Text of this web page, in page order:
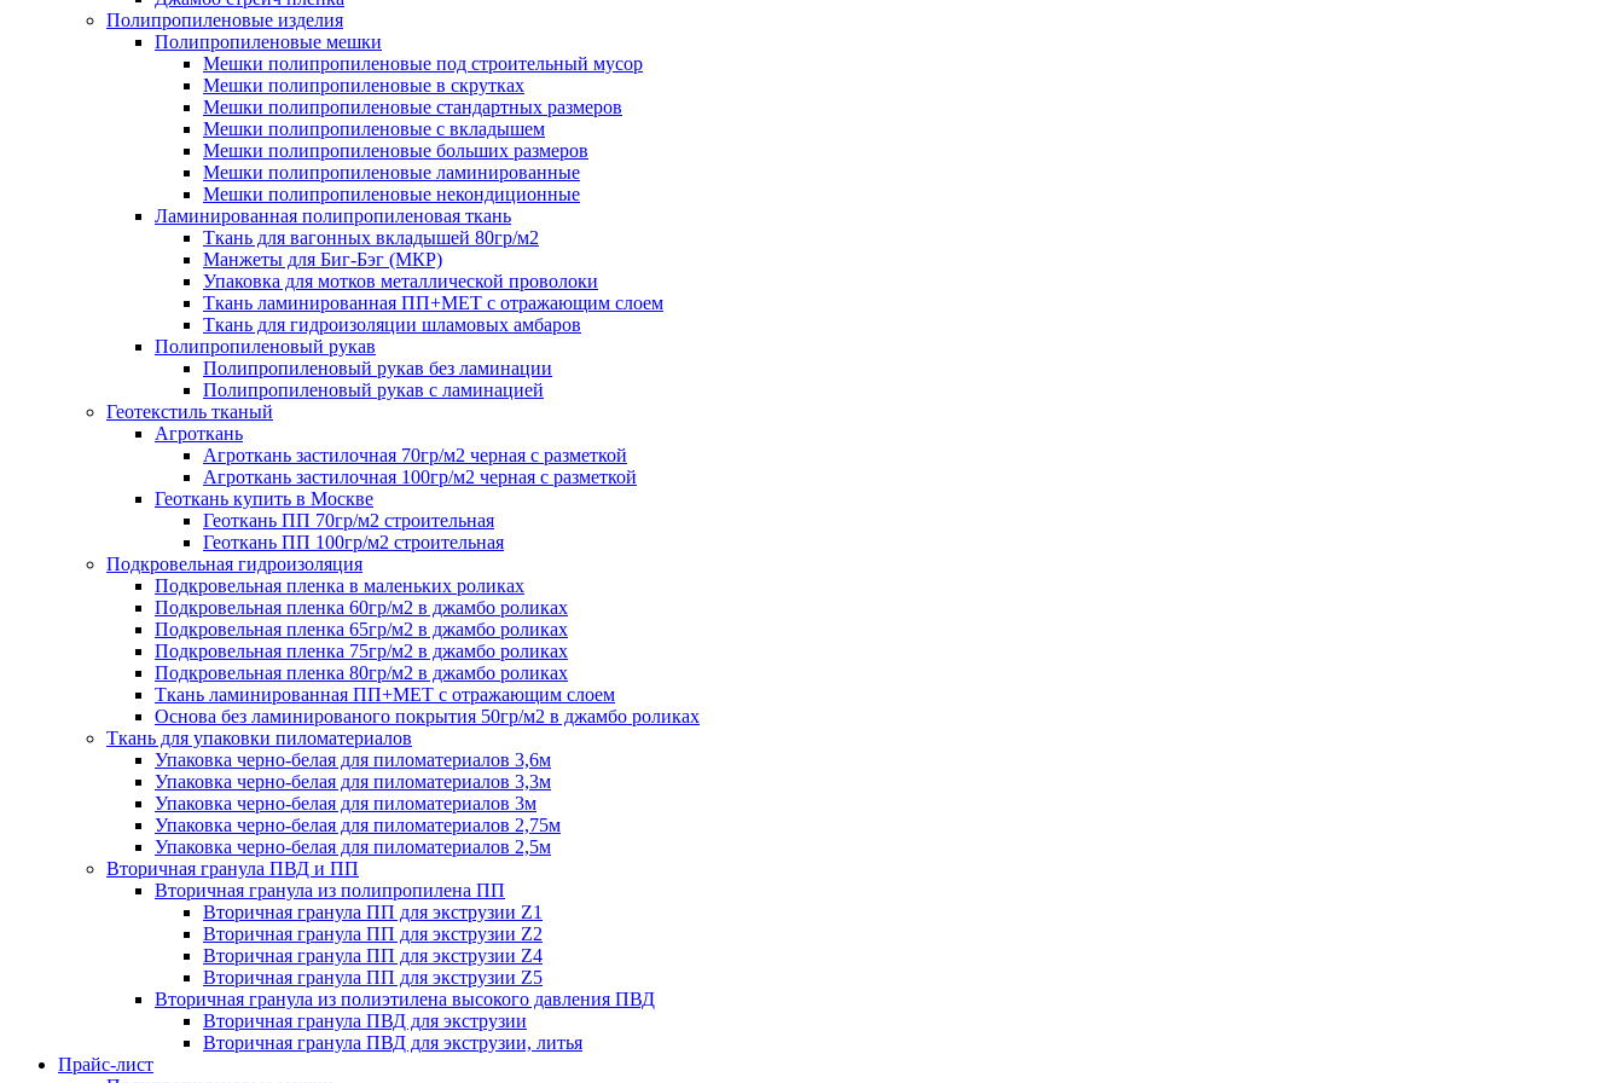
Полипропиленовые изделия
Полипропиленовые мешки
Мешки полипропиленовые под строительный мусор
Мешки полипропиленовые в скрутках
Мешки полипропиленовые стандартных размеров
Мешки полипропиленовые с вкладышем
Мешки полипропиленовые больших размеров
Мешки полипропиленовые ламинированные
Мешки полипропиленовые некондиционные
Ламинированная полипропиленовая ткань
Ткань для вагонных вкладышей 80гр/м2
Манжеты для Биг-Бэг (МКР)
Упаковка для мотков металлической проволоки
Ткань ламинированная ПП+МЕТ с отражающим слоем
Ткань для гидроизоляции шламовых амбаров
Полипропиленовый рукав
Полипропиленовый рукав без ламинации
Полипропиленовый рукав с ламинацией
Геотекстиль тканый
Агроткань
Агроткань застилочная 70гр/м2 черная с разметкой
Агроткань застилочная 100гр/м2 черная с разметкой
Геоткань купить в Москве
Геоткань ПП 70гр/м2 строительная
Геоткань ПП 100гр/м2 строительная
Подкровельная гидроизоляция
Подкровельная пленка в маленьких роликах
Подкровельная пленка 60гр/м2 в джамбо роликах
Подкровельная пленка 65гр/м2 в джамбо роликах
Подкровельная пленка 75гр/м2 в джамбо роликах
Подкровельная пленка 80гр/м2 в джамбо роликах
Ткань ламинированная ПП+МЕТ с отражающим слоем
Основа без ламинированого покрытия 50гр/м2 в джамбо роликах
Ткань для упаковки пиломатериалов
Упаковка черно-белая для пиломатериалов 3,6м
Упаковка черно-белая для пиломатериалов 3,3м
Упаковка черно-белая для пиломатериалов 3м
Упаковка черно-белая для пиломатериалов 2,75м
Упаковка черно-белая для пиломатериалов 2,5м
Вторичная гранула ПВД и ПП
Вторичная гранула из полипропилена ПП
Вторичная гранула ПП для экструзии Z1
Вторичная гранула ПП для экструзии Z2
Вторичная гранула ПП для экструзии Z4
Вторичная гранула ПП для экструзии Z5
Вторичная гранула из полиэтилена высокого давления ПВД
Вторичная гранула ПВД для экструзии
Вторичная гранула ПВД для экструзии, литья
Прайс-лист